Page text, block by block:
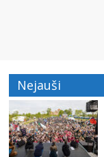
Nejauši